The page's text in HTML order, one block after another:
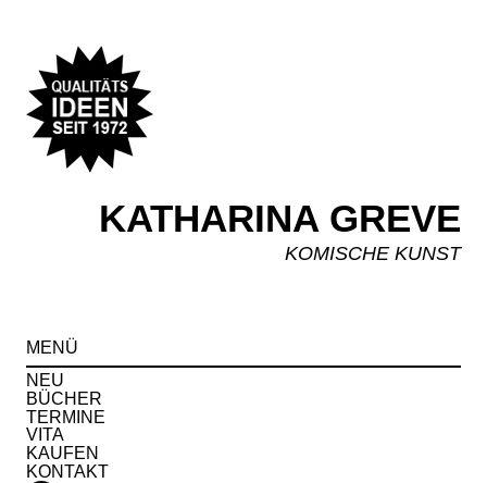
KATHARINA GREVE
KOMISCHE KUNST
MENÜ
NEU
BÜCHER
TERMINE
VITA
KAUFEN
KONTAKT